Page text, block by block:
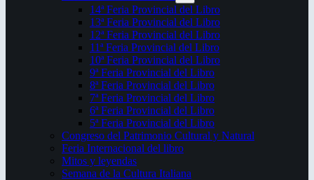
14ª Feria Provincial del Libro
13ª Feria Provincial del Libro
12ª Feria Provincial del Libro
11ª Feria Provincial del Libro
10ª Feria Provincial del Libro
9ª Feria Provincial del Libro
8ª Feria Provincial del Libro
7ª Feria Provincial del Libro
6ª Feria Provincial del Libro
5ª Feria Provincial del Libro
Congreso del Patrimonio Cultural y Natural
Feria Internacional del libro
Mitos y leyendas
Semana de la Cultura Italiana